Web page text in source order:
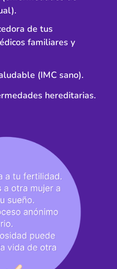
de tus
familiares y
(IMC sano).
hereditarias.